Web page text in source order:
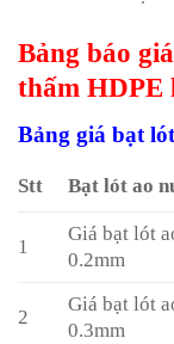
Bảng báo
thấm HDPE
Bảng giá bạt
Stt Bạt lót ao
1
Giá bạt lót
0.2mm
2
Giá bạt lót
0.3mm